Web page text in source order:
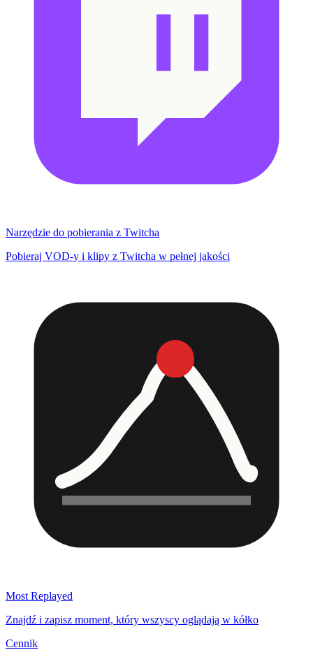
Narzędzie do pobierania z Twitcha
Pobieraj VOD-y i klipy z Twitcha w pełnej jakości
Most Replayed
Znajdź i zapisz moment, który wszyscy oglądają w kółko
Cennik